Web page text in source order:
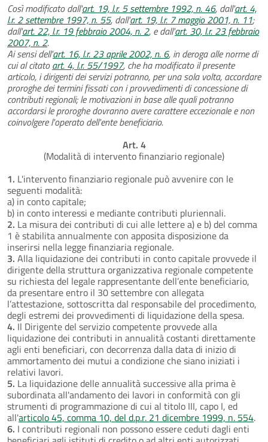
Così modificato dall'art. 19, l.r. 5 settembre 1992, n. 46, dall'art. 4,
l.r. 2 settembre 1997, n. 55, dall'art. 19, l.r. 7 maggio 2001, n. 11;
dall'art. 22, l.r. 19 febbraio 2004, n. 2, e dall'art. 30, l.r. 23 febbraio
2007, n. 2.
Ai sensi dell'art. 16, l.r. 23 aprile 2002, n. 6, in deroga alle norme di
cui al citatoart. 4, l.r. 55/1997, che ha modificato il presente
articolo, i dirigenti dei servizi potranno, per una sola volta, accordare
proroghe dei termini fissati con i provvedimenti di concessione di
contributi regionali; le motivazioni in base alle quali potranno
accordarsi le proroghe dovranno avere carattere eccezionale e non
coinvolgere l'operato dell'ente beneficiario.
Art. 4
(Modalità di intervento finanziario regionale)
1. L'intervento finanziario regionale può avvenire con le
seguenti modalità:
a) in conto capitale;
b) in conto interessi e mediante contributi pluriennali.
2. La misura dei contributi di cui alle lettere a) e b) del comma
1 è stabilita annualmente con apposita disposizione da
inserirsi nella legge finanziaria regionale.
3. Alla liquidazione dei contributi in conto capitale provvede il
dirigente della struttura organizzativa regionale competente
su richiesta del legale rappresentante dell’ente beneficiario,
da presentare entro il 30 settembre con allegata
l’attestazione, sottoscritta dal responsabile del procedimento,
degli estremi dei provvedimenti di liquidazione della spesa.
4. Il Dirigente del servizio competente provvede alla
liquidazione dei contributi in annualità costanti direttamente
agli enti beneficiari, con decorrenza dalla data di inizio di
ammortamento dei mutui a condizione che siano iniziati i
relativi lavori.
5. La liquidazione delle annualità successive alla prima è
subordinata all'andamento dei lavori in conformità con gli
strumenti di programmazione di cui al titolo III, capo I, ed
all'articolo 45, comma 10, del d.p.r. 21 dicembre 1999, n. 554.
6. I contributi regionali non possono essere ceduti dagli enti